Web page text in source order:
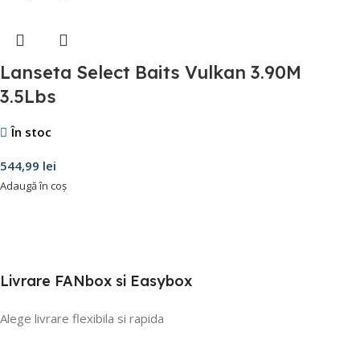
Lanseta Select Baits Vulkan 3.90M
3.5Lbs
În stoc
544,99 lei
Adaugă în coș
Livrare FANbox si Easybox
Alege livrare flexibila si rapida